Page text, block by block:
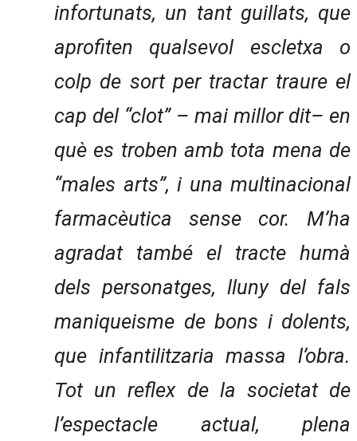
infortunats, un tant guillats, que
aprofiten qualsevol escletxa o
colp de sort per tractar traure el
cap del “clot” – mai millor dit– en
què es troben amb tota mena de
“males arts”, i una multinacional
farmacèutica sense cor. M’ha
agradat també el tracte humà
dels personatges, lluny del fals
maniqueisme de bons i dolents,
que infantilitzaria massa l’obra.
Tot un reflex de la societat de
l’espectacle actual, plena